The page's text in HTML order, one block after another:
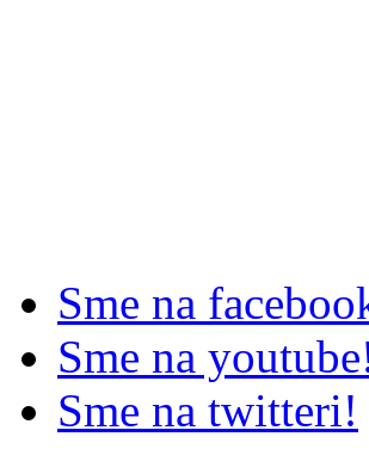
Sme na
Sme na
Sme na twitteri!